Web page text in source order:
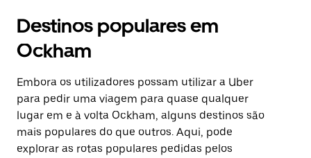
Destinos populares em
Ockham
Embora os utilizadores possam utilizar a Uber
para pedir uma viagem para quase qualquer
lugar em e à volta Ockham, alguns destinos são
mais populares do que outros. Aqui, pode
explorar as rotas populares pedidas pelos